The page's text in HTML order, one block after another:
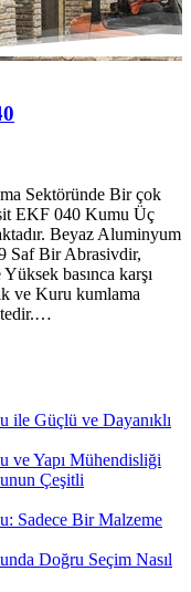
Sektöründe Bir çok
EKF 040 Kumu Üç
Beyaz Aluminyum
Saf Bir Abrasivdir,
basınca karşı
ve Kuru kumlama
Güçlü ve Dayanıklı
ve Yapı Mühendisliği
Çeşitli
Sadece Bir Malzeme
Doğru Seçim Nasıl